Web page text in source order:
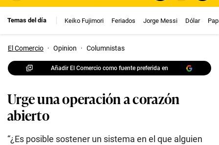
Temas del día Keiko Fujimori Feriados Jorge Messi Dólar
El Comercio · Opinion · Columnistas
Añadir El Comercio como fuente preferida en
Urge una operación a corazón
abierto
“¿Es posible sostener un sistema en el que alguien